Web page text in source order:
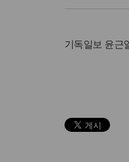
기독일보 윤근